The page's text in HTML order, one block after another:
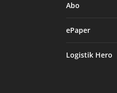
Abo
ePaper
Logistik Hero